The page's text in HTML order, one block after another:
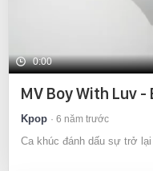
0:00
MV Boy With Luv
Kpop 6 năm trước
Ca khúc đánh dấu sự trở